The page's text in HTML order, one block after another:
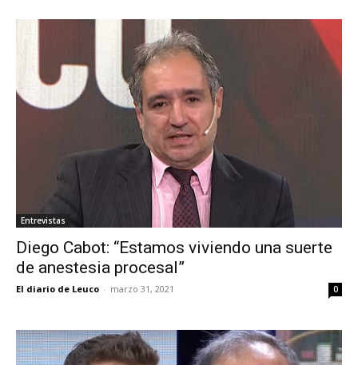
Entrevistas
Diego Cabot: “Estamos viviendo una suerte
de anestesia procesal”
El diario de Leuco - marzo 31, 2021 0